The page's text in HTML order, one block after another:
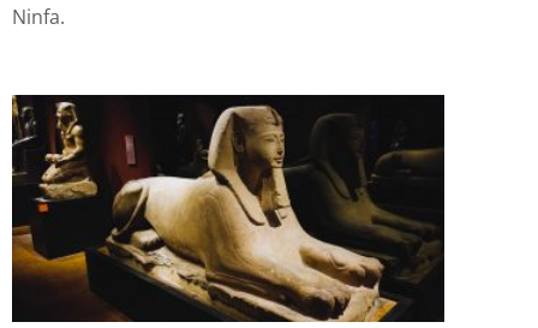
Ninfa.